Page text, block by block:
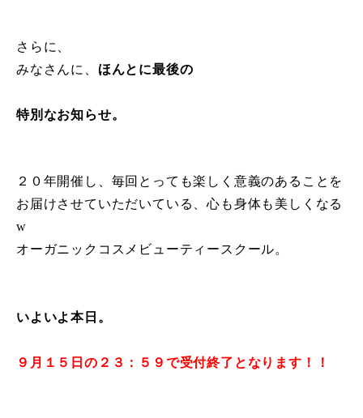
さらに、
みなさんに、 ほんとに最後の
特別なお知らせ。
２０年開催し、毎回とっても楽しく意義のあることを
お届けさせていただいている、心も身体も美しくなる
w
オーガニックコスメビューティースクール。
いよいよ本日。
９月１５日の２３：５９で受付終了となります！！